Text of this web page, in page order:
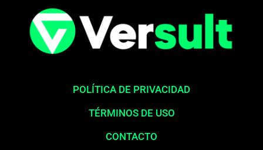
POLÍTICA DE PRIVACIDAD
TÉRMINOS DE USO
CONTACTO